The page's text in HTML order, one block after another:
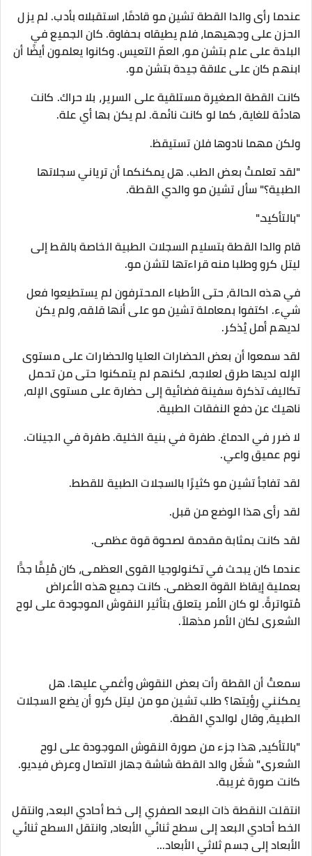
عندما رأى والدا القطة تشين مو قادمًا، استقبلاه بأدب. لم يزل
الحزن على وجهيهما، فلم يطيقاه بحفاوة. كان الجميع في
البلدة على علم بتشن مو، العمّ التعيس. وكانوا يعلمون أيضًا أن
ابنهم كان على علاقة جيدة بتشن مو.
كانت القطة الصغيرة مستلقية على السرير، بلا حراك. كانت
هادئة للغاية، كما لو كانت نائمة. لم يكن بها أي علة.
ولكن مهما نادوها فلن تستيقظ.
"لقد تعلمتُ بعض الطب. هل يمكنكما أن ترياني سجلاتها
الطبية؟" سأل تشين مو والدي القطة.
"بالتأكيد."
قام والدا القطة بتسليم السجلات الطبية الخاصة بالقط إلى
ليتل كرو وطلبا منه قراءتها لتشن مو.
في هذه الحالة، حتى الأطباء المحترفون لم يستطيعوا فعل
شيء. اكتفوا بمعاملة تشين مو على أنها قلقه، ولم يكن
لديهم أمل يُذكر.
لقد سمعوا أن بعض الحضارات العليا والحضارات على مستوى
الإله لديها طرق لعلاجه، لكنهم لم يتمكنوا حتى من تحمل
تكاليف تذكرة سفينة فضائية إلى حضارة على مستوى الإله،
ناهيك عن دفع النفقات الطبية.
لا ضرر في الدماغ. طفرة في بنية الخلية. طفرة في الجينات.
نوم عميق واعي.
لقد تفاجأ تشين مو كثيرًا بالسجلات الطبية للقطط.
لقد رأى هذا الوضع من قبل.
لقد كانت بمثابة مقدمة لصحوة قوة عظمى.
عندما كان يبحث في تكنولوجيا القوى العظمى، كان مُلِمًّا جدًّا
بعملية إيقاظ القوة العظمى. كانت جميع هذه الأعراض
مُتواترةً. لو كان الأمر يتعلق بتأثير النقوش الموجودة على لوح
الشعرى لكان الأمر مذهلاً.
سمعتُ أن القطة رأت بعض النقوش وأغمي عليها. هل
يمكنني رؤيتها؟ طلب تشين مو من ليتل كرو أن يضع السجلات
الطبية، وقال لوالدي القطة.
"بالتأكيد، هذا جزء من صورة النقوش الموجودة على لوح
الشعرى." شغّل والد القطة شاشة جهاز الاتصال وعرض فيديو.
كانت صورة غريبة.
انتقلت النقطة ذات البعد الصفري إلى خط أحادي البعد، وانتقل
الخط أحادي البعد إلى سطح ثنائي الأبعاد، وانتقل السطح ثنائي
الأبعاد إلى جسم ثلاثي الأبعاد...